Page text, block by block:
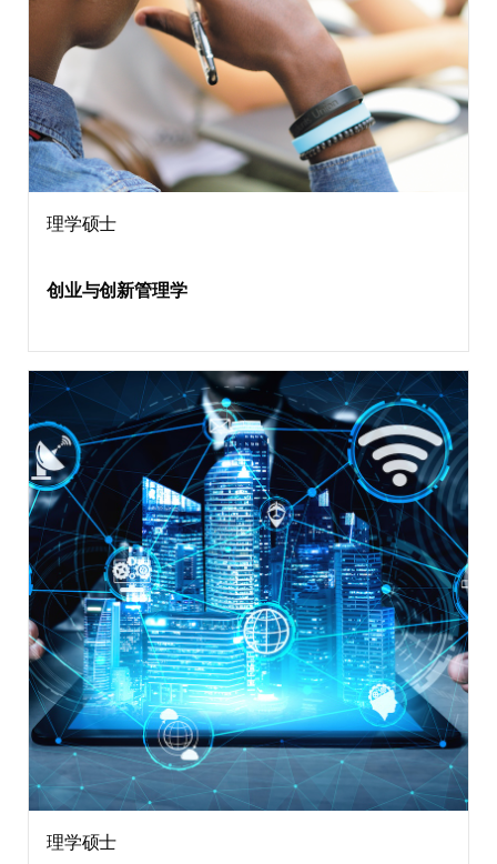
理学硕士
创业与创新管理学
理学硕士